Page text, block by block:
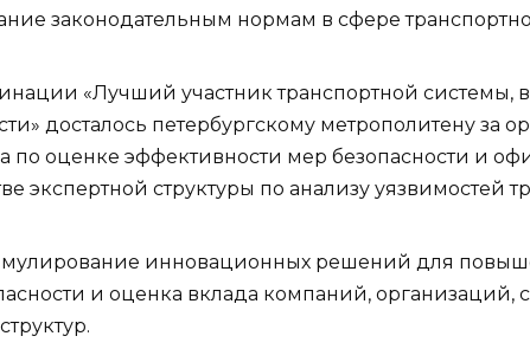
законодательным нормам в сфере
«Лучший участник транспортной
досталось петербургскому метрополитену за
по оценке эффективности мер безопасности и
экспертной структуры по анализу уязвимостей
инновационных решений для
и оценка вклада компаний, организаций,